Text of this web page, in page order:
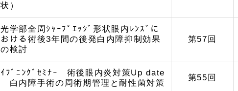
状）
光学部全周ｼｬｰﾌﾟｴｯｼﾞ形状眼内ﾚﾝｽﾞに
おける術後3年間の後発白内障抑制効果
の検討
第57回
ｲﾌﾞﾆﾝｸﾞｾﾐﾅｰ 術後眼内炎対策Up date
白内障手術の周術期管理と耐性菌対策
第55回